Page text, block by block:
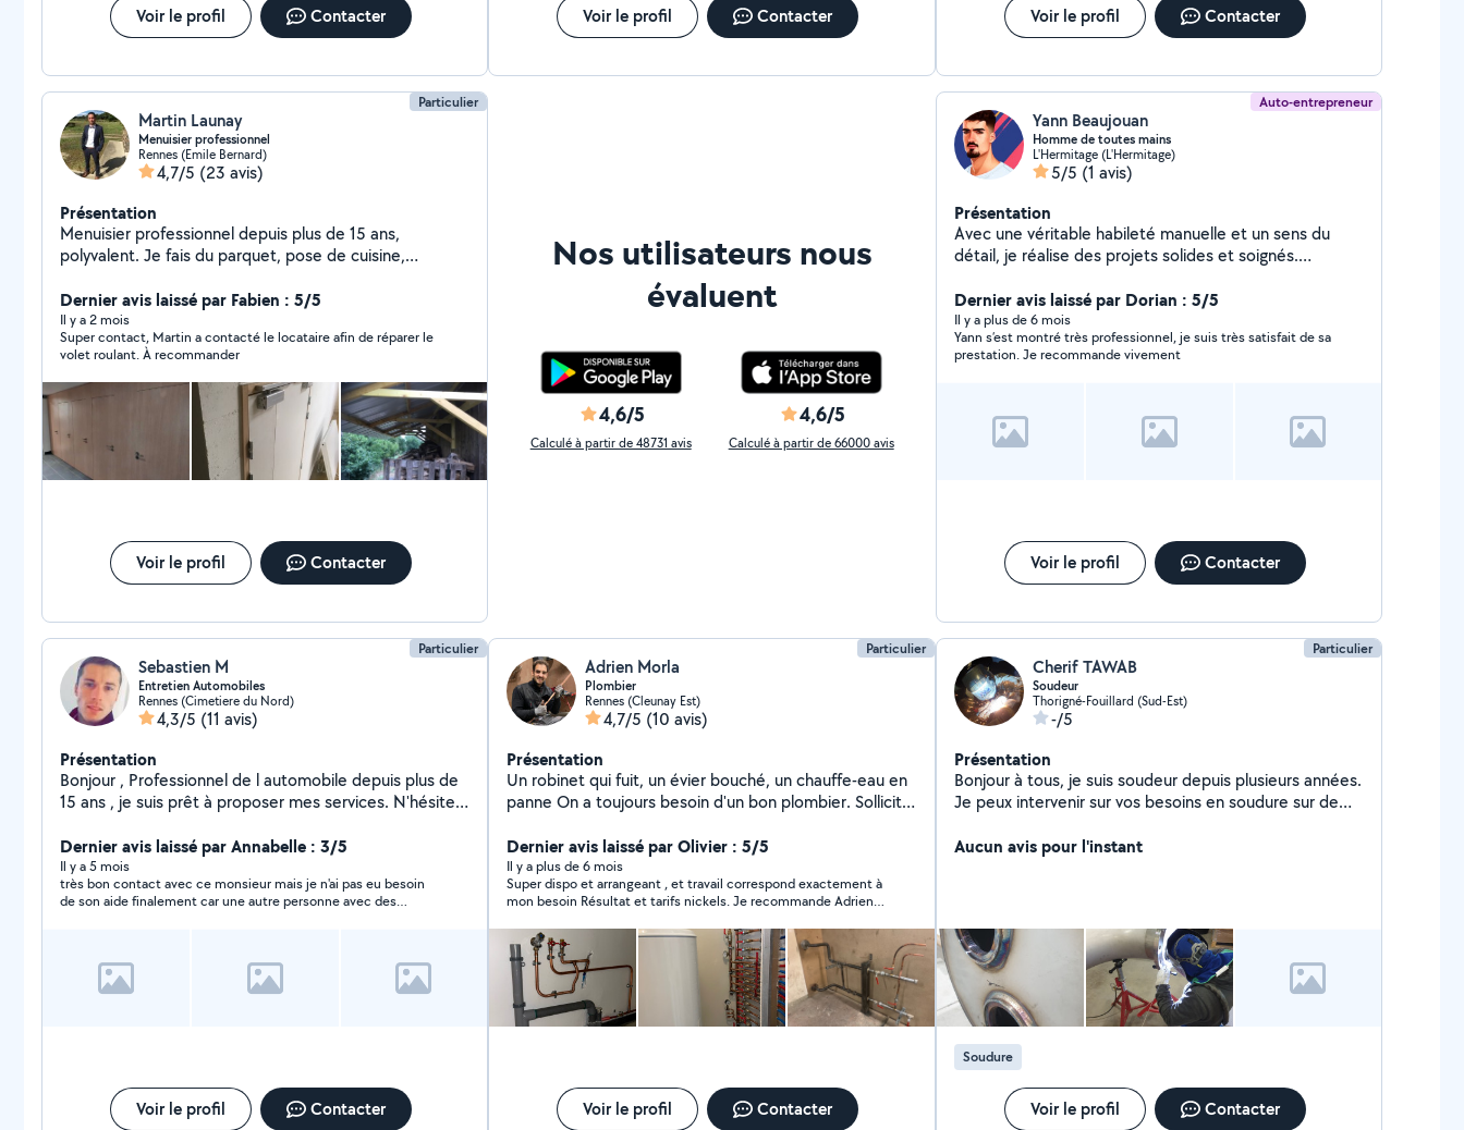
Voir le profil Contacter Voir le profil Contacter Voir le profil Contacter
Particulier
Martin Launay
Menuisier professionnel
Rennes (Emile Bernard)
4,7/5 (23 avis)
Présentation
Menuisier professionnel depuis plus de 15 ans,
polyvalent. Je fais du parquet, pose de cuisine,
extérieur. Cloison sèche et faux plafond Et bien sûr
toutes genres de bricoles Je suis minutieux et pro
quelques soit la mission !
Dernier avis laissé par Fabien : 5/5
Il y a 2 mois
Super contact, Martin a contacté le locataire afin de réparer le
volet roulant. À recommander
Voir le profil Contacter
Nos utilisateurs nous
évaluent
4,6/5
Calculé à partir de 48731 avis
4,6/5
Calculé à partir de 66000 avis
Auto-entrepreneur
Yann Beaujouan
Homme de toutes mains
L'Hermitage (L'Hermitage)
5/5 (1 avis)
Présentation
Avec une véritable habileté manuelle et un sens du
détail, je réalise des projets solides et soignés.
situations et trouver des solutions efficaces, même aux
problèmes les plus complexes. Mon atelier personnel,
richement équipé en outillage et en machines, me
permet de concrétiser des projets variés, qu'il s'agisse
prends plaisir à donner vie à mes idées et à redonner
une seconde jeunesse aux objets et aux espaces.
Dernier avis laissé par Dorian : 5/5
Il y a plus de 6 mois
Yann s’est montré très professionnel, je suis très satisfait de sa
prestation. Je recommande vivement
Voir le profil Contacter
Particulier
Sebastien M
Entretien Automobiles
Rennes (Cimetiere du Nord)
4,3/5 (11 avis)
Présentation
Bonjour , Professionnel de l automobile depuis plus de
15 ans , je suis prêt à proposer mes services. N'hésitez
Revision/Entretien, Freinage, Pneumatiques,
Climatisation, Distribution, Embrayage, Diagnostic... ) A
très bientôt !
Dernier avis laissé par Annabelle : 3/5
Il y a 5 mois
très bon contact avec ce monsieur mais je n'ai pas eu besoin
de son aide finalement car une autre personne avec des
Voir le profil Contacter
Particulier
Adrien Morla
Plombier
Rennes (Cleunay Est)
4,7/5 (10 avis)
Présentation
Un robinet qui fuit, un évier bouché, un chauffe-eau en
panne On a toujours besoin d'un bon plombier. Sollicité
intervenir sur des travaux de plus longues durées :
Dépannages Installations sanitaires Chauffage
Pratiquant la plomberie depuis maintenant 7 ans, je
serais à l'écoute et je vous accompagnerai avec soin
dans vos travaux. A très vite
Dernier avis laissé par Olivier : 5/5
Il y a plus de 6 mois
Super dispo et arrangeant , et travail correspond exactement à
mon besoin Résultat et tarifs nickels. Je recommande Adrien
Voir le profil Contacter
Particulier
Cherif TAWAB
Soudeur
Thorigné-Fouillard (Sud-Est)
-/5
Présentation
Bonjour à tous, je suis soudeur depuis plusieurs années.
Je peux intervenir sur vos besoins en soudure sur de
projets avec un grande exigence de qualité notamment
Aucun avis pour l'instant
Soudure
Voir le profil Contacter